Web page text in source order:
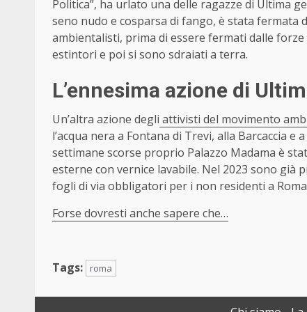
Politica”, ha urlato una delle ragazze di Ultima
seno nudo e cosparsa di fango, è stata fermata
ambientalisti, prima di essere fermati dalle
estintori e poi si sono sdraiati a terra.
L’ennesima azione di
Un’altra azione degli attivisti del movimento
l’acqua nera a Fontana di Trevi, alla Barcaccia
settimane scorse proprio Palazzo Madama è
esterne con vernice lavabile. Nel 2023 sono già
fogli di via obbligatori per i non residenti a
Forse dovresti anche sapere che…
Tags: roma